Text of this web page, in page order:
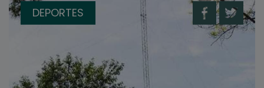
DEPORTES